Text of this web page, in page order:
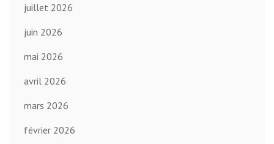
juillet 2026
juin 2026
mai 2026
avril 2026
mars 2026
février 2026